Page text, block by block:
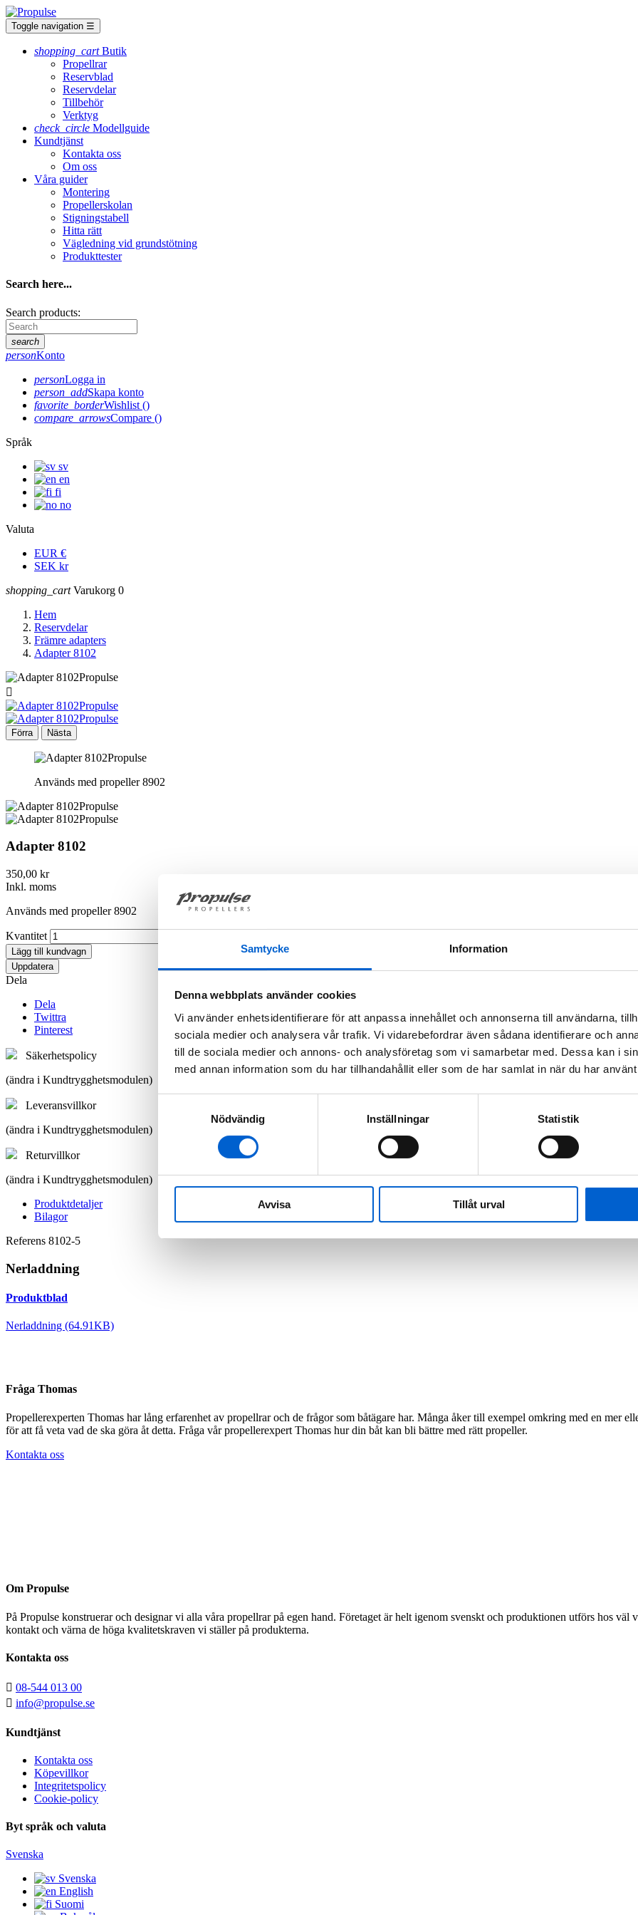
Samtycke Information
Denna webbplats använder cookies
Vi använder enhetsidentifierare för att anpassa innehållet och annonserna till användarna,
sociala medier och analysera vår trafik. Vi vidarebefordrar även sådana identifierare och
till de sociala medier och annons- och analysföretag som vi samarbetar med. Dessa kan i
med annan information som du har tillhandahållit eller som de har samlat in när du har
Nödvändig
Inställningar Statistik
Avvisa Tillåt urval
Toggle navigation ☰
shopping_cart Butik
Propellrar
Reservblad
Reservdelar
Tillbehör
Verktyg
check_circle Modellguide
Kundtjänst
Kontakta oss
Om oss
Våra guider
Montering
Propellerskolan
Stigningstabell
Hitta rätt
Vägledning vid grundstötning
Produkttester
Search here...
Search products:
search
personKonto
personLogga in
person_addSkapa konto
favorite_borderWishlist ()
compare_arrowsCompare ()
Språk
sv
en
fi
no
Valuta
EUR €
SEK kr
shopping_cart Varukorg 0
Hem
Reservdelar
Främre adapters
Adapter 8102

Förra Nästa
Används med propeller 8902
Adapter 8102
350,00 kr
Inkl. moms
Används med propeller 8902
Kvantitet
Lägg till kundvagn
Dela
Dela
Twittra
Pinterest
Säkerhetspolicy
(ändra i Kundtrygghetsmodulen)
Leveransvillkor
(ändra i Kundtrygghetsmodulen)
Returvillkor
(ändra i Kundtrygghetsmodulen)
Produktdetaljer
Bilagor
Referens 8102-5
Nerladdning
Produktblad
Nerladdning (64.91KB)
Fråga Thomas
Propellerexperten Thomas har lång erfarenhet av propellrar och de frågor som båtägare har. Många åker till exempel omkring med en mer
för att få veta vad de ska göra åt detta. Fråga vår propellerexpert Thomas hur din båt kan bli bättre med rätt propeller.
Kontakta oss
Om Propulse
På Propulse konstruerar och designar vi alla våra propellrar på egen hand. Företaget är helt igenom svenskt och produktionen utförs hos
kontakt och värna de höga kvalitetskraven vi ställer på produkterna.
Kontakta oss
 08-544 013 00
 info@propulse.se
Kundtjänst
Kontakta oss
Köpevillkor
Integritetspolicy
Cookie-policy
Byt språk och valuta
Svenska
Svenska
English
Suomi